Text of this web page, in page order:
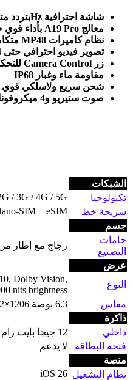
شاشة احترافية بترددHz
معالج
بأداء قوي
نظام كاميرات 48
MP
تصوير فيديو احترافي حتى 4
زر
مقاومة ماء وغبار
شحن سريع ولاسلكي قوي
صوت ستيريو و4 ميكروفونات لتسجيل صوت احترافي
الشبكات
تكنولوجيا
/ 3G / 4G / 5G
شريحة خط
SIM + eSIM
جسم
خامات
التصنيع
زجاج مع إطار من
عرض
النوع
Dolby Vision,
nits brightness
مقاس
6.3 بوصة 1206×2622 بكسل
ذاكرة
داخلي
12 جيجا بايت رام 256 جيجا بايت
فتحة البطاقة
لا يدعم
منصة
نظام التشغيل iOS 26